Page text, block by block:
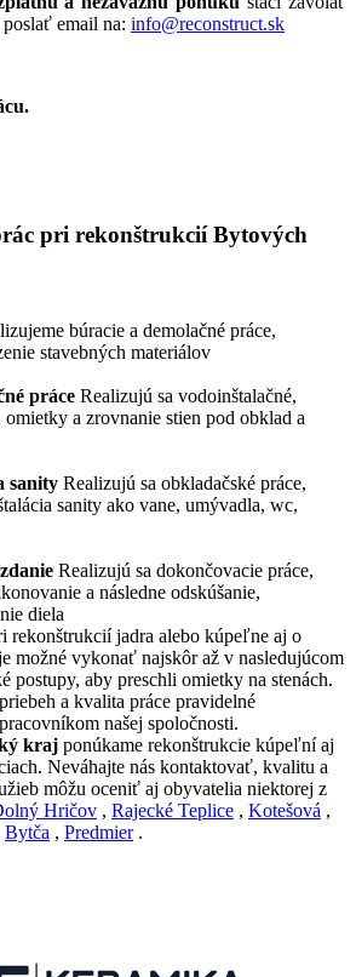
poslať email na: info@reconstruct.sk
pri rekonštrukcií Bytových
búracie a demolačné práce,
stavebných materiálov
práce Realizujú sa vodoinštalačné,
omietky a zrovnanie stien pod obklad a
sanity Realizujú sa obkladačské práce,
sanity ako vane, umývadla, wc,
Realizujú sa dokončovacie práce,
a následne odskúšanie,
diela
rekonštrukcií jadra alebo kúpeľne aj o
možné vykonať najskôr až v nasledujúcom
postupy, aby preschli omietky na stenách.
a kvalita práce pravidelné
našej spoločnosti.
kraj ponúkame rekonštrukcie kúpeľní aj
Neváhajte nás kontaktovať, kvalitu a
môžu oceniť aj obyvatelia niektorej z
Hričov , Rajecké Teplice , Kotešová ,
Bytča , Predmier.